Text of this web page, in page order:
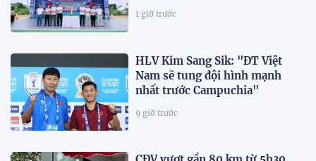
1 giờ trước
HLV Kim Sang Sik: "ĐT Việt
Nam sẽ tung đội hình mạnh
nhất trước Campuchia"
9 giờ trước